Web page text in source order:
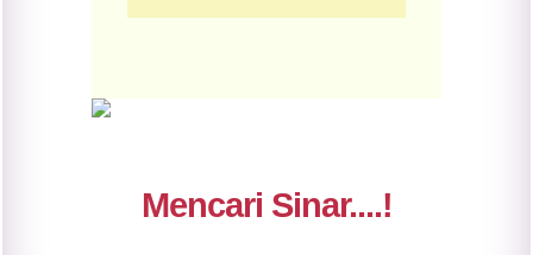
Mencari Sinar....!